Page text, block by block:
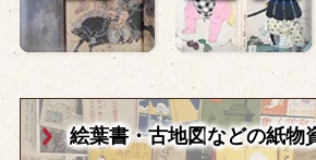
絵葉書・古地図などの紙物